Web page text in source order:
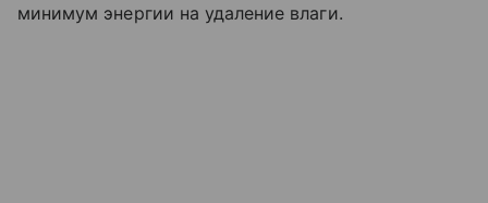
минимум энергии на удаление влаги.